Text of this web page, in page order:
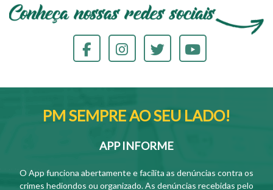
PM SEMPRE AO SEU LADO!
APP INFORME
O App funciona abertamente e facilita as denúncias contra os
crimes hediondos ou organizado. As denúncias recebidas pelo